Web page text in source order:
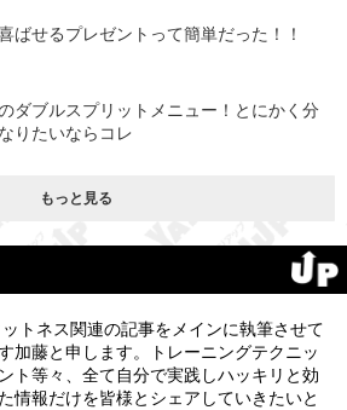
ばせるプレゼントって簡単だった！！
ダブルスプリットメニュー！とにかく分
りたいならコレ
もっと見る
トネス関連の記事をメインに執筆させて
加藤と申します。トレーニングテクニッ
ト等々、全て自分で実践しハッキリと効
情報だけを皆様とシェアしていきたいと